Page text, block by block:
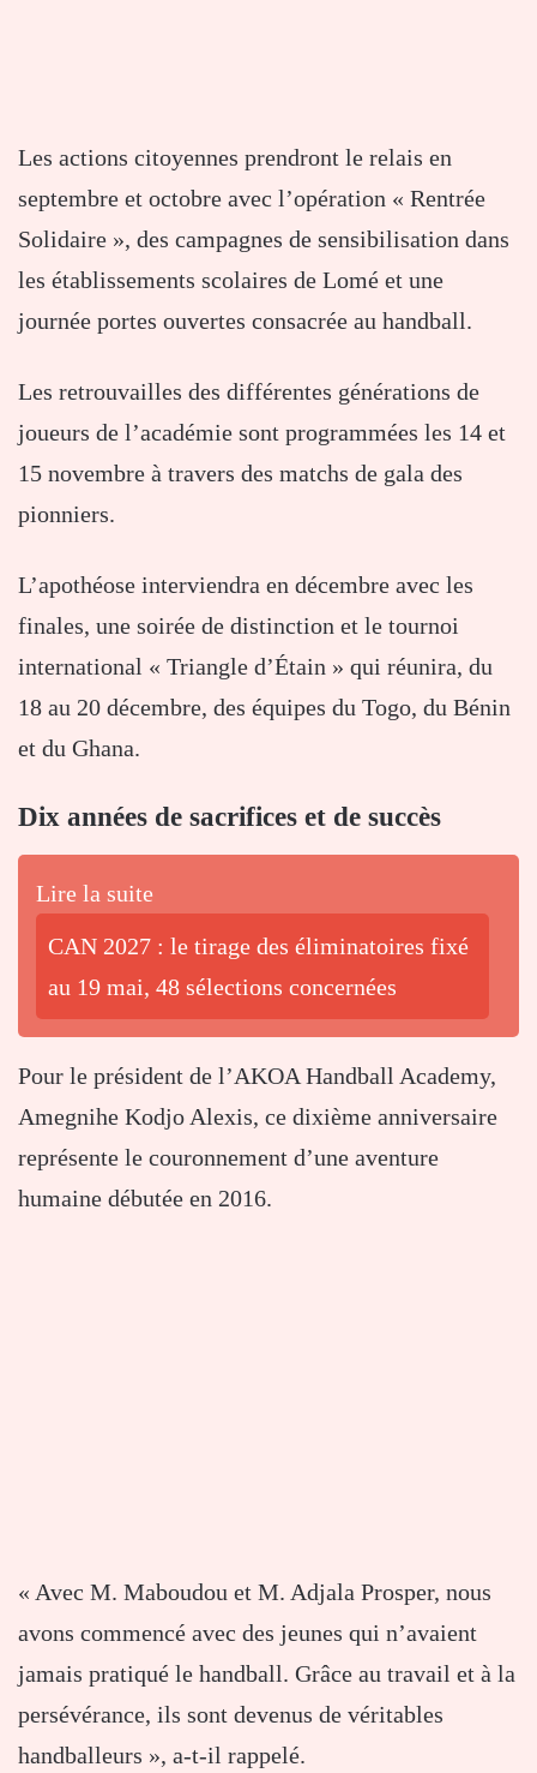
Les actions citoyennes prendront le relais en
septembre et octobre avec l’opération « Rentrée
Solidaire », des campagnes de sensibilisation dans
les établissements scolaires de Lomé et une
journée portes ouvertes consacrée au handball.
Les retrouvailles des différentes générations de
joueurs de l’académie sont programmées les 14 et
15 novembre à travers des matchs de gala des
pionniers.
L’apothéose interviendra en décembre avec les
finales, une soirée de distinction et le tournoi
international « Triangle d’Étain » qui réunira, du
18 au 20 décembre, des équipes du Togo, du Bénin
et du Ghana.
Dix années de sacrifices et de succès
Lire la suite
CAN 2027 : le tirage des éliminatoires fixé
au 19 mai, 48 sélections concernées
Pour le président de l’AKOA Handball Academy,
Amegnihe Kodjo Alexis, ce dixième anniversaire
représente le couronnement d’une aventure
humaine débutée en 2016.
« Avec M. Maboudou et M. Adjala Prosper, nous
avons commencé avec des jeunes qui n’avaient
jamais pratiqué le handball. Grâce au travail et à la
persévérance, ils sont devenus de véritables
handballeurs », a-t-il rappelé.